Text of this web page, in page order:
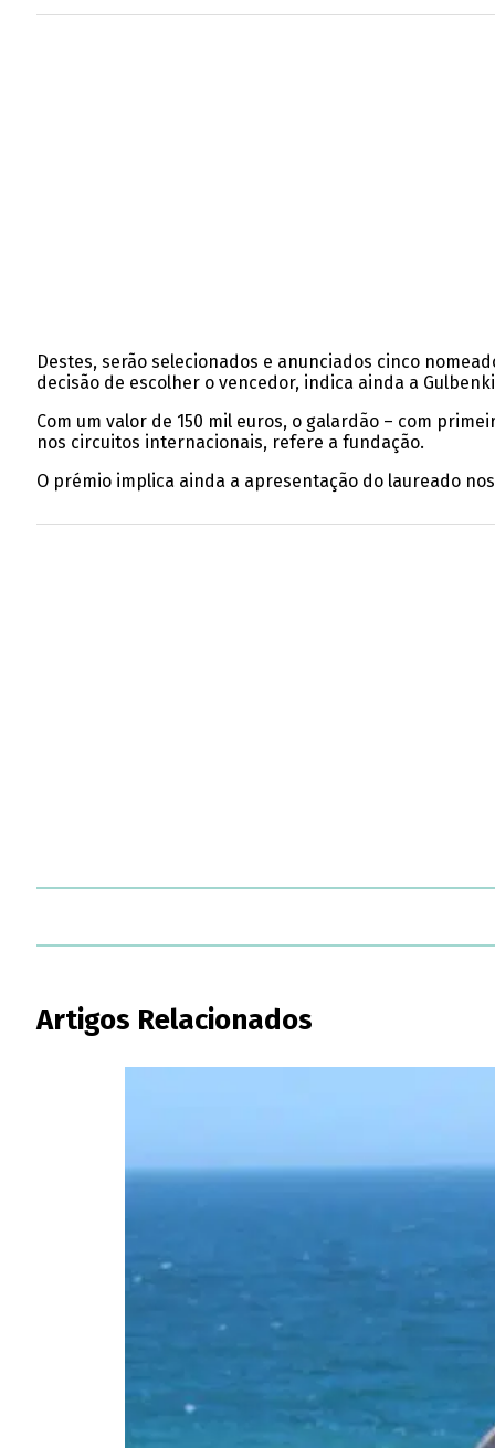
Destes, serão selecionados e anunciados cinco
decisão de escolher o vencedor, indica ainda a
Com um valor de 150 mil euros, o galardão – com
nos circuitos internacionais, refere a fundação.
O prémio implica ainda a apresentação do laureado
Artigos Relacionados